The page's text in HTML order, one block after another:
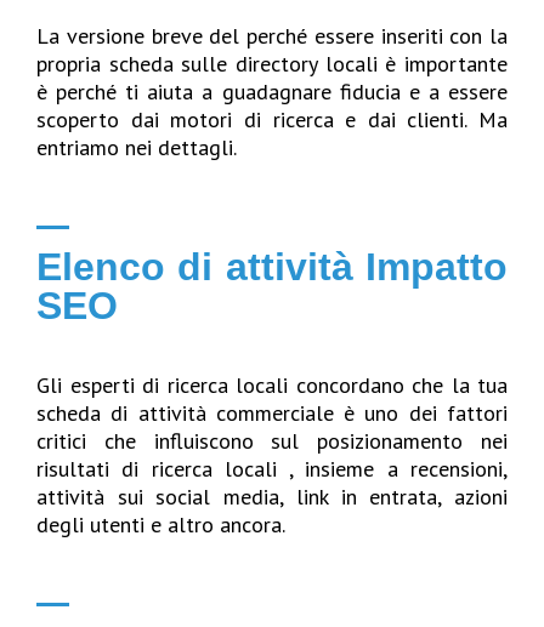
La versione breve del perché essere inseriti con la
propria scheda sulle directory locali è importante
è perché ti aiuta a guadagnare fiducia e a essere
scoperto dai motori di ricerca e dai clienti. Ma
entriamo nei dettagli.
Elenco di attività Impatto
SEO
Gli esperti di ricerca locali concordano che la tua
scheda di attività commerciale è uno dei fattori
critici che influiscono sul posizionamento nei
risultati di ricerca locali , insieme a recensioni,
attività sui social media, link in entrata, azioni
degli utenti e altro ancora.